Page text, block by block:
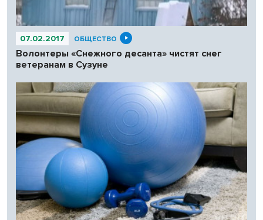
07.02.2017 ОБЩЕСТВО
Волонтеры «Снежного десанта» чистят снег
ветеранам в Сузуне